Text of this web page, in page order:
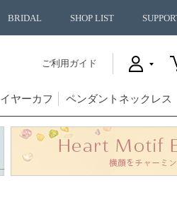
BRIDAL SHOP LIST
ご利用ガイド
イヤーカフ ペンダントネックレス